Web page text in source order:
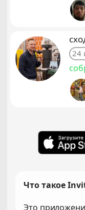
24
Что такое
Это